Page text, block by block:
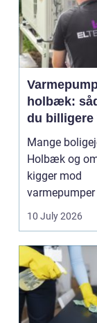
holbæk:
du billigere
og bedre
indeklima
Mange
Holbæk og
kigger mod
sænke
et sunde...
10 July 2026